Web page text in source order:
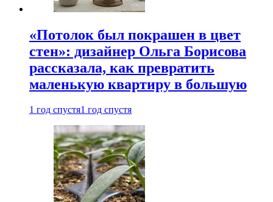
«Потолок был покрашен в цвет
стен»: дизайнер Ольга Борисова
рассказала, как превратить
маленькую квартиру в большую
1 год спустя1 год спустя